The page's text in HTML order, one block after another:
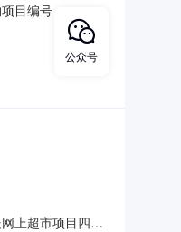
目编号：
力/deli7103支
上超市项目四、
公众号